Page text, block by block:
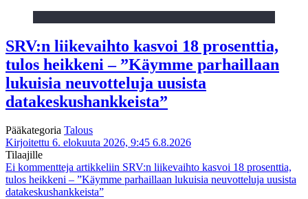
SRV:n liikevaihto kasvoi 18 prosenttia,
tulos heikkeni – ”Käymme parhaillaan
lukuisia neuvotteluja uusista
datakeskushankkeista”
Pääkategoria Talous
Kirjoitettu 6. elokuuta 2026, 9:45 6.8.2026
Tilaajille
Ei kommentteja artikkeliin SRV:n liikevaihto kasvoi 18 prosenttia,
tulos heikkeni – ”Käymme parhaillaan lukuisia neuvotteluja uusista
datakeskushankkeista”